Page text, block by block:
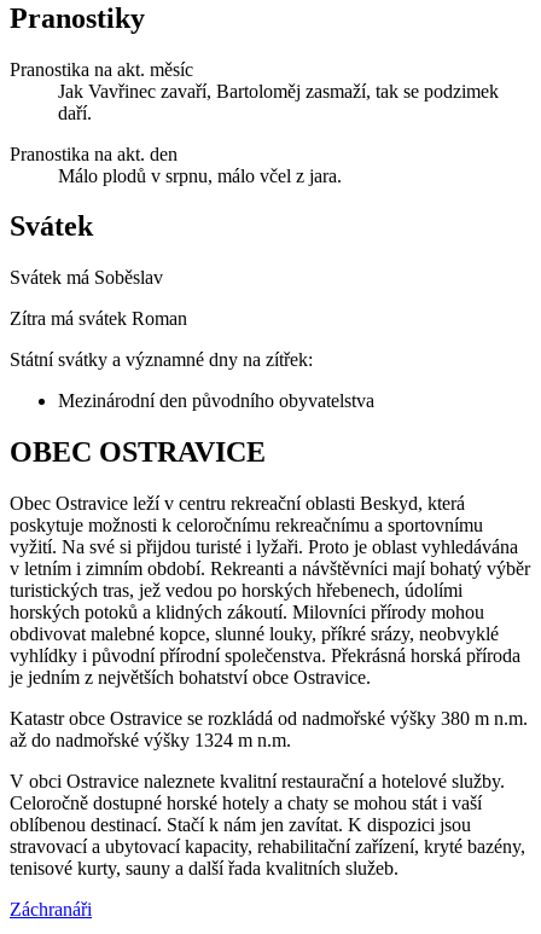
Pranostiky
Pranostika na akt. měsíc
Jak Vavřinec zavaří, Bartoloměj zasmaží, tak se podzimek
daří.
Pranostika na akt. den
Málo plodů v srpnu, málo včel z jara.
Svátek
Svátek má Soběslav
Zítra má svátek Roman
Státní svátky a významné dny na zítřek:
Mezinárodní den původního obyvatelstva
OBEC OSTRAVICE
Obec Ostravice leží v centru rekreační oblasti Beskyd, která
poskytuje možnosti k celoročnímu rekreačnímu a sportovnímu
vyžití. Na své si přijdou turisté i lyžaři. Proto je oblast vyhledávána
v letním i zimním období. Rekreanti a návštěvníci mají bohatý výběr
turistických tras, jež vedou po horských hřebenech, údolími
horských potoků a klidných zákoutí. Milovníci přírody mohou
obdivovat malebné kopce, slunné louky, příkré srázy, neobvyklé
vyhlídky i původní přírodní společenstva. Překrásná horská příroda
je jedním z největších bohatství obce Ostravice.
Katastr obce Ostravice se rozkládá od nadmořské výšky 380 m n.m.
až do nadmořské výšky 1324 m n.m.
V obci Ostravice naleznete kvalitní restaurační a hotelové služby.
Celoročně dostupné horské hotely a chaty se mohou stát i vaší
oblíbenou destinací. Stačí k nám jen zavítat. K dispozici jsou
stravovací a ubytovací kapacity, rehabilitační zařízení, kryté bazény,
tenisové kurty, sauny a další řada kvalitních služeb.
Záchranáři